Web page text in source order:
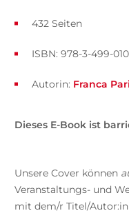
ISBN: 978-3-499-
432 Seiten
Autorin: Franca
Dieses E-Book ist
Unsere Cover können
Veranstaltungs- und
mit dem/r Titel/